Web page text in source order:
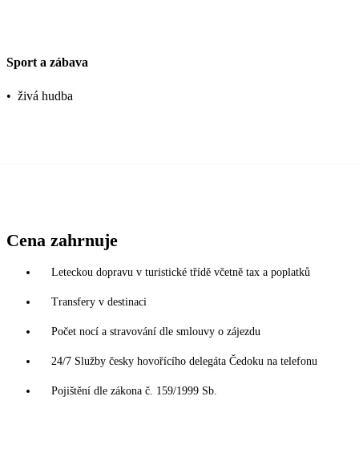
Sport a zábava
• živá hudba
Cena zahrnuje
Leteckou dopravu v turistické třídě včetně tax a poplatků
Transfery v destinaci
Počet nocí a stravování dle smlouvy o zájezdu
24/7 Služby česky hovořícího delegáta Čedoku na telefonu
Pojištění dle zákona č. 159/1999 Sb.